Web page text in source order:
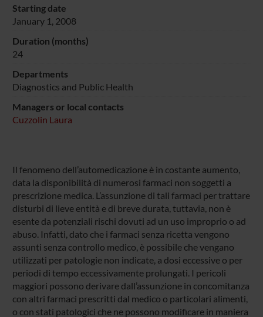
Starting date
January 1, 2008
Duration (months)
24
Departments
Diagnostics and Public Health
Managers or local contacts
Cuzzolin Laura
Il fenomeno dell’automedicazione è in costante aumento,
data la disponibilità di numerosi farmaci non soggetti a
prescrizione medica. L’assunzione di tali farmaci per trattare
disturbi di lieve entità e di breve durata, tuttavia, non è
esente da potenziali rischi dovuti ad un uso improprio o ad
abuso. Infatti, dato che i farmaci senza ricetta vengono
assunti senza controllo medico, è possibile che vengano
utilizzati per patologie non indicate, a dosi eccessive o per
periodi di tempo eccessivamente prolungati. I pericoli
maggiori possono derivare dall’assunzione in concomitanza
con altri farmaci prescritti dal medico o particolari alimenti,
o con stati patologici che ne possono modificare in maniera